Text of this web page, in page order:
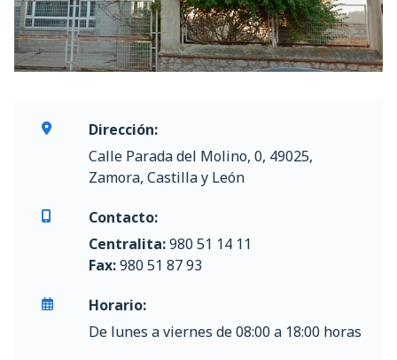
Dirección:
Calle Parada del Molino, 0, 49025,
Zamora, Castilla y León
Contacto:
Centralita:980 51 14 11
Fax:980 51 87 93
Horario:
De lunes a viernes de 08:00 a 18:00 horas